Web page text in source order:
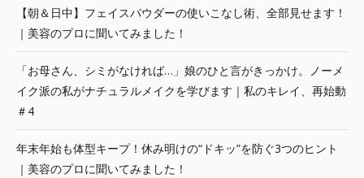
【朝＆日中】フェイスパウダーの使いこなし術、全部見せます！
｜美容のプロに聞いてみました！
「お母さん、シミがなければ…」娘のひと言がきっかけ。ノーメ
イク派の私がナチュラルメイクを学びます｜私のキレイ、再始動
＃4
年末年始も体型キープ！休み明けの“ドキッ”を防ぐ3つのヒント
｜美容のプロに聞いてみました！